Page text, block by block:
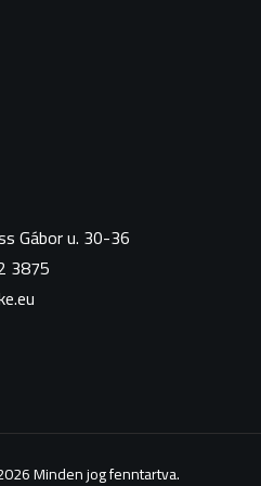
Gábor u. 30-36
3875
eu
Minden jog fenntartva.